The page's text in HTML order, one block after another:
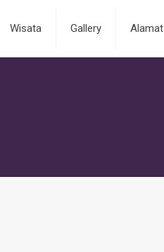
Wisata Gallery Alamat